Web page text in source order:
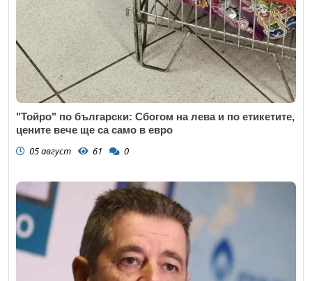
"Тойро" по български: Сбогом на лева и по етикетите,
цените вече ще са само в евро
05 август 61 0